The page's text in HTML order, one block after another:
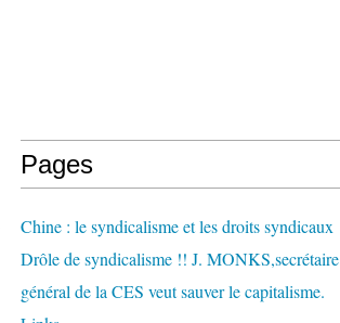
Pages
Chine : le syndicalisme et les droits syndicaux
Drôle de syndicalisme !! J. MONKS,secrétaire
général de la CES veut sauver le capitalisme.